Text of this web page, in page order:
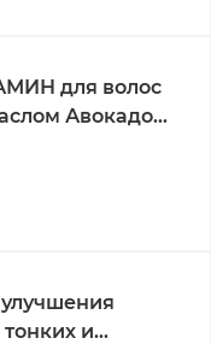
для волос
Авокадо
и